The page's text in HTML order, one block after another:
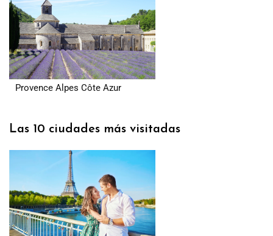
Provence Alpes Côte Azur
Las 10 ciudades más visitadas